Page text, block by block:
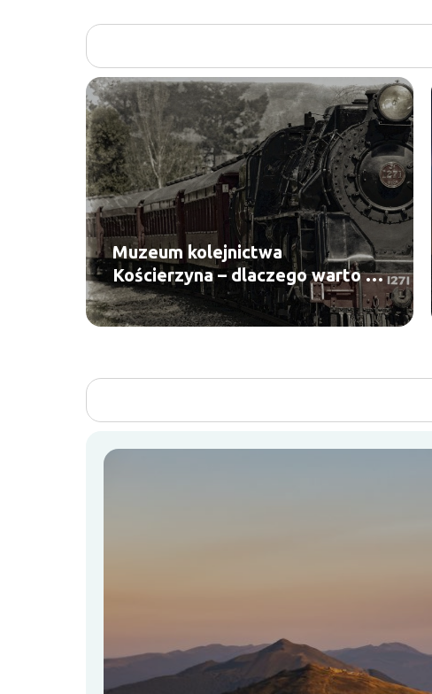
Muzeum kolejnictwa
Kościerzyna – dlaczego warto je
odwiedzić?